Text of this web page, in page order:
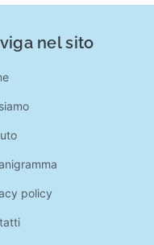
nel sito
policy